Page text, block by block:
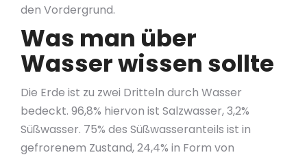
den Vordergrund.
Was man über
Wasser wissen sollte
Die Erde ist zu zwei Dritteln durch Wasser
bedeckt. 96,8% hiervon ist Salzwasser, 3,2%
Süßwasser. 75% des Süßwasseranteils ist in
gefrorenem Zustand, 24,4% in Form von